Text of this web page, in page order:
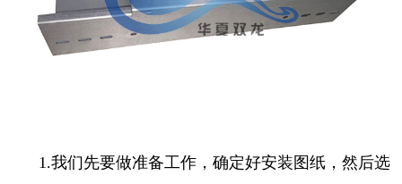
1.我们先要做准备工作，确定好安装图纸，然后选